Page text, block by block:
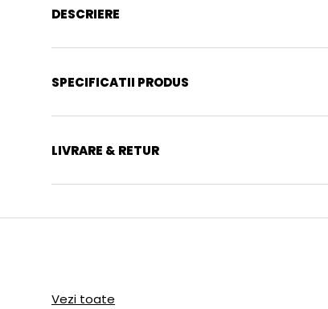
DESCRIERE
SPECIFICATII PRODUS
LIVRARE & RETUR
Vezi toate